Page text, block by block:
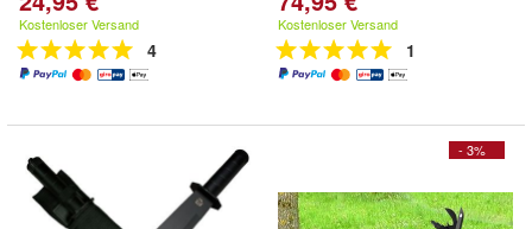
Kostenloser Versand
4
Kostenloser Versand
1
- 3%